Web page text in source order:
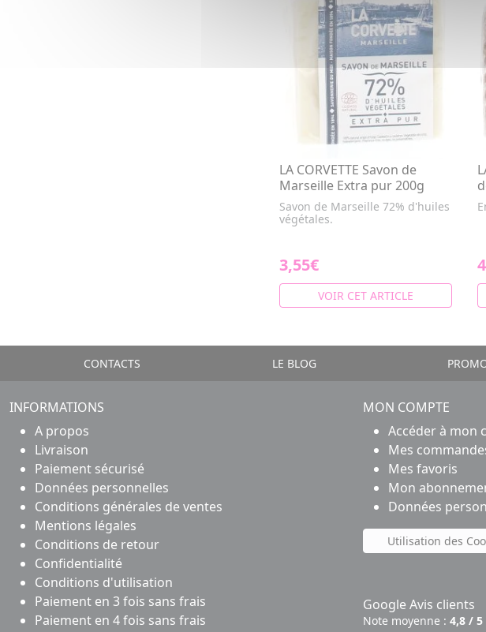
LA CORVETTE Savon de
Marseille Extra pur 200g
Savon de Marseille 72% d'huiles
végétales.
3,55€
VOIR CET ARTICLE
CONTACTS LE BLOG
INFORMATIONS
A propos
Livraison
Paiement sécurisé
Données personnelles
Conditions générales de ventes
Mentions légales
Conditions de retour
Confidentialité
Conditions d'utilisation
Paiement en 3 fois sans frais
Paiement en 4 fois sans frais
MON COMPTE
Accéder à mon
Mes
Mes favoris
Mon
Données
Utilisation des
Google Avis clients
Note moyenne : 4,8 / 5